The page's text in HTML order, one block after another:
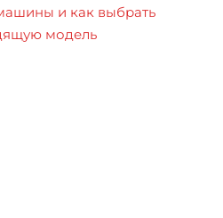
и как выбрать
модель